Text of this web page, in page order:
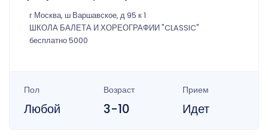
г Москва, ш Варшавское, д 95 к 1
ШКОЛА БАЛЕТА И ХОРЕОГРАФИИ "CLASSIC"
бесплатно 5000
Пол
Любой
Возраст
3-10
Прием
Идет